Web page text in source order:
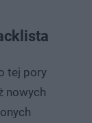
tej pory
nowych